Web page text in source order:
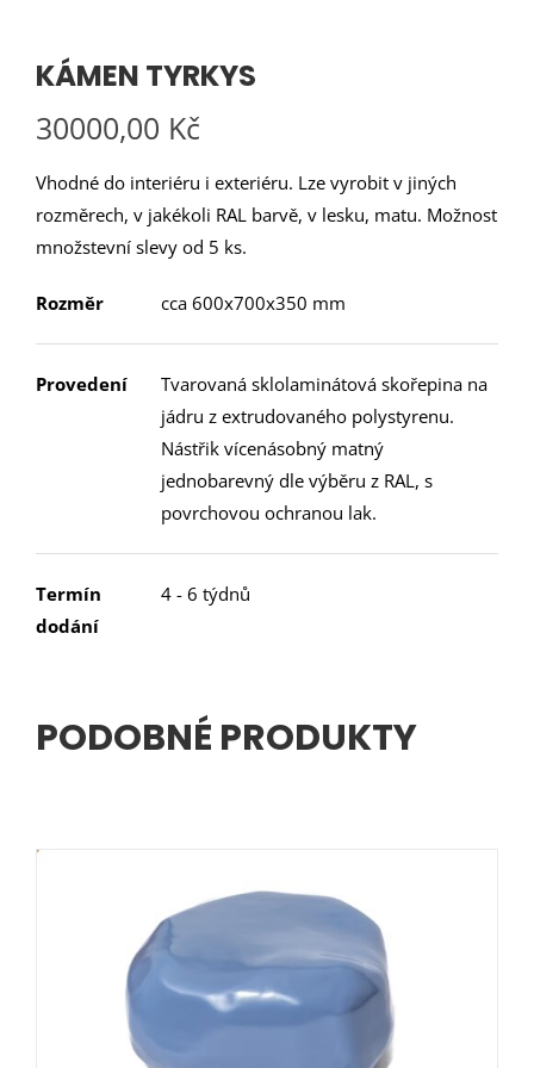
KÁMEN TYRKYS
Rozměr cca 600x700x350 mm
Provedení
Tvarovaná sklolaminátová skořepina na
jádru z extrudovaného polystyrenu.
Nástřik vícenásobný matný
jednobarevný dle výběru z RAL, s
povrchovou ochranou lak.
Termín
dodání
4 - 6 týdnů
30000,00 Kč
Vhodné do interiéru i exteriéru. Lze vyrobit v jiných
rozměrech, v jakékoli RAL barvě, v lesku, matu. Možnost
množstevní slevy od 5 ks.
PODOBNÉ PRODUKTY